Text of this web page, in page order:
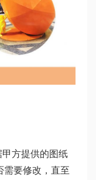
方提供的图纸
需要修改，直至